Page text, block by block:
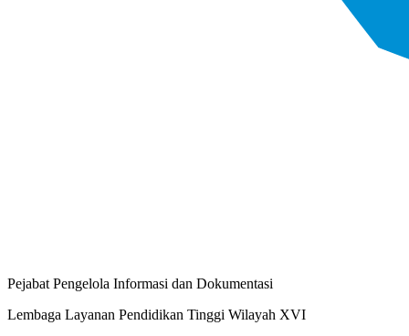
Pejabat Pengelola Informasi dan Dokumentasi
Lembaga Layanan Pendidikan Tinggi Wilayah XVI